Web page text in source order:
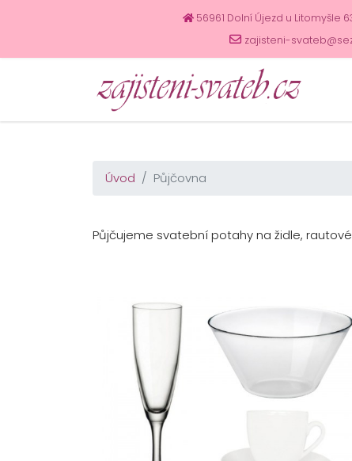
56961 Dolní Újezd u Litomyšle
zajisteni-
Úvod Půjčovna
Půjčujeme svatební potahy na židle,